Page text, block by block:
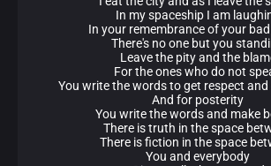
In my spaceship I am
In your remembrance of your
There's no one but you
Leave the pity and the
For the ones who do not
You write the words to get respect
And for posterity
You write the words and make
There is truth in the space
There is fiction in the space
You and everybody